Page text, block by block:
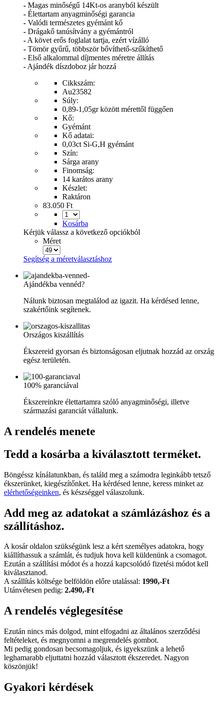
- Magas minőségű 14Kt-os aranyból készült
- Élettartam anyagminőségi garancia
- Valódi természetes gyémánt kő
- Drágakő tanúsítvány a gyémántról
- A követ erős foglalat tartja, ezért vízálló
- Tömör gyűrű, többször bővíthető-szűkíthető
- Első alkalommal díjmentes méretre állítás
- Ajándék díszdoboz jár hozzá
Cikkszám:
Au23582
Súly:
0,89-1,05gr között mérettől függően
Kő:
Gyémánt
Kő adatai:
0,03ct Si-G,H gyémánt
Szín:
Sárga arany
Finomság:
14 karátos arany
Készlet:
Raktáron
83.050 Ft
Kosárba
Kérjük válassz a következő opciókból
Méret
Segítség a méretválasztáshoz
Ajándékba vennéd?
Nálunk biztosan megtalálod az igazit. Ha kérdésed lenne,
szakértőink segítenek.
Országos kiszállítás
Ékszereid gyorsan és biztonságosan eljutnak hozzád az ország
egész területén.
100% garanciával
Ékszereinkre élettartamra szóló anyagminőségi, illetve
származási garanciát vállalunk.
A rendelés menete
Tedd a kosárba a kiválasztott terméket.
Böngéssz kínálatunkban, és találd meg a számodra leginkább tetsző
ékszerünket, kiegészítőnket. Ha kérdésed lenne, keress minket az
elérhetőségeinken, és készséggel válaszolunk.
Add meg az adatokat a számlázáshoz és a
szállításhoz.
A kosár oldalon szükségünk lesz a kért személyes adatokra, hogy
kiállíthassuk a számlát, és tudjuk hova kell küldenünk a csomagot.
Ezután a szállítási módot és a hozzá kapcsolódó fizetési módot kell
kiválasztanod.
A szállítás költsége belföldön előre utalással: 1990,-Ft
Utánvétesen pedig: 2.490,-Ft
A rendelés véglegesítése
Ezután nincs más dolgod, mint elfogadni az általános szerződési
feltételeket, és megnyomni a megrendelés gombot.
Mi pedig gondosan becsomagoljuk, és igyekszünk a lehető
leghamarabb eljuttatni hozzád választott ékszeredet. Nagyon
köszönjük!
Gyakori kérdések